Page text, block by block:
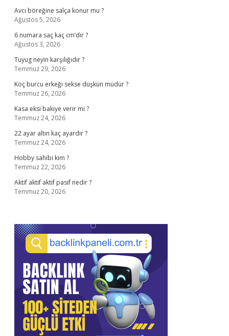
Avcı böreğine salça konur mu ?
Ağustos 5, 2026
6 numara saç kaç cm’dir ?
Ağustos 3, 2026
Tuyug neyin karşılığıdır ?
Temmuz 29, 2026
Koç burcu erkeği sekse düşkün müdür ?
Temmuz 26, 2026
Kasa eksi bakiye verir mi ?
Temmuz 24, 2026
22 ayar altın kaç ayardır ?
Temmuz 24, 2026
Hobby sahibi kim ?
Temmuz 22, 2026
Aktif aktif aktif pasif nedir ?
Temmuz 20, 2026